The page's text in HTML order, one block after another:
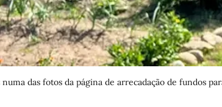
das fotos da página de arrecadação de fundos